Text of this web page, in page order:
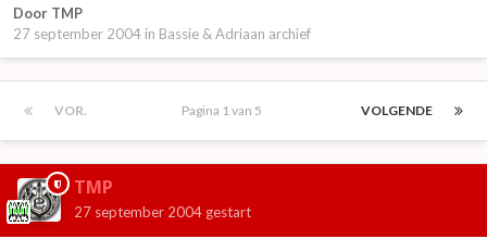
Door TMP
27 september 2004 in Bassie & Adriaan archief
VOR. VOLGENDE
Pagina 1 van 5
TMP
27 september 2004 gestart